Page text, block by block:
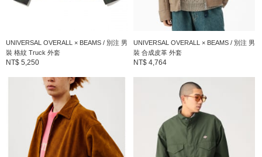
UNIVERSAL OVERALL × BEAMS / 別注 男
裝 格紋 Truck 外套
NT$ 5,250
UNIVERSAL OVERALL × BEAMS / 別注 男
裝 合成皮革 外套
NT$ 4,764